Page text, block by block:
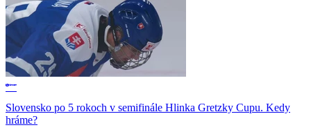
Slovensko po 5 rokoch v semifinále Hlinka Gretzky Cupu. Kedy
hráme?